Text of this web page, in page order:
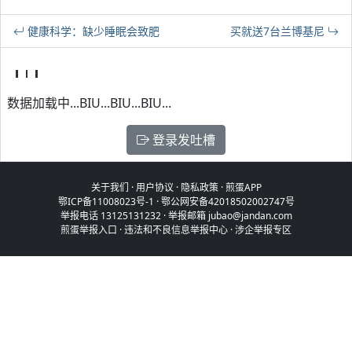
健康科学：缺少睡眠会致肥 买就送7台兰博基尼
数据加载中...BIU...BIU...BIU...
登录发吐槽
关于我们 ·用户协议 · 隐私政策·煎蛋APP
鄂ICP备11008023号-1 ·鄂公网安备42018502002747号
举报电话 13125131232 · 举报邮箱 jubao@jandan.com
煎蛋举报入口 ·违法和不良信息举报中心 ·涉企举报专区